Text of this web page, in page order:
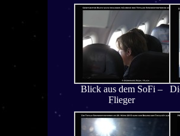
Blick aus dem SoFi –
Flieger